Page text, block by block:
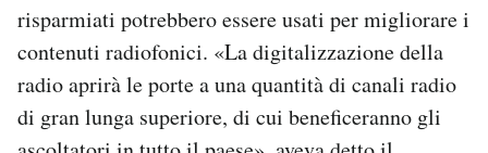
risparmiati potrebbero essere usati per migliorare i
contenuti radiofonici. «La digitalizzazione della
radio aprirà le porte a una quantità di canali radio
di gran lunga superiore, di cui beneficeranno gli